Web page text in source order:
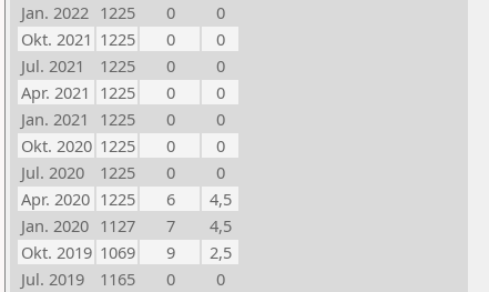
Jan. 2022 1225 0
0
Okt. 2021 1225 0
0
Jul. 2021
1225 0
0
Apr. 2021 1225 0
0
Jan. 2021
1225 0
0
Okt. 2020 1225 0
0
Jul. 2020
1225 0
0
Apr. 2020 1225 6
4,5
Jan. 2020 1127 7
4,5
Okt. 2019 1069 9
2,5
Jul. 2019
1165 0
0